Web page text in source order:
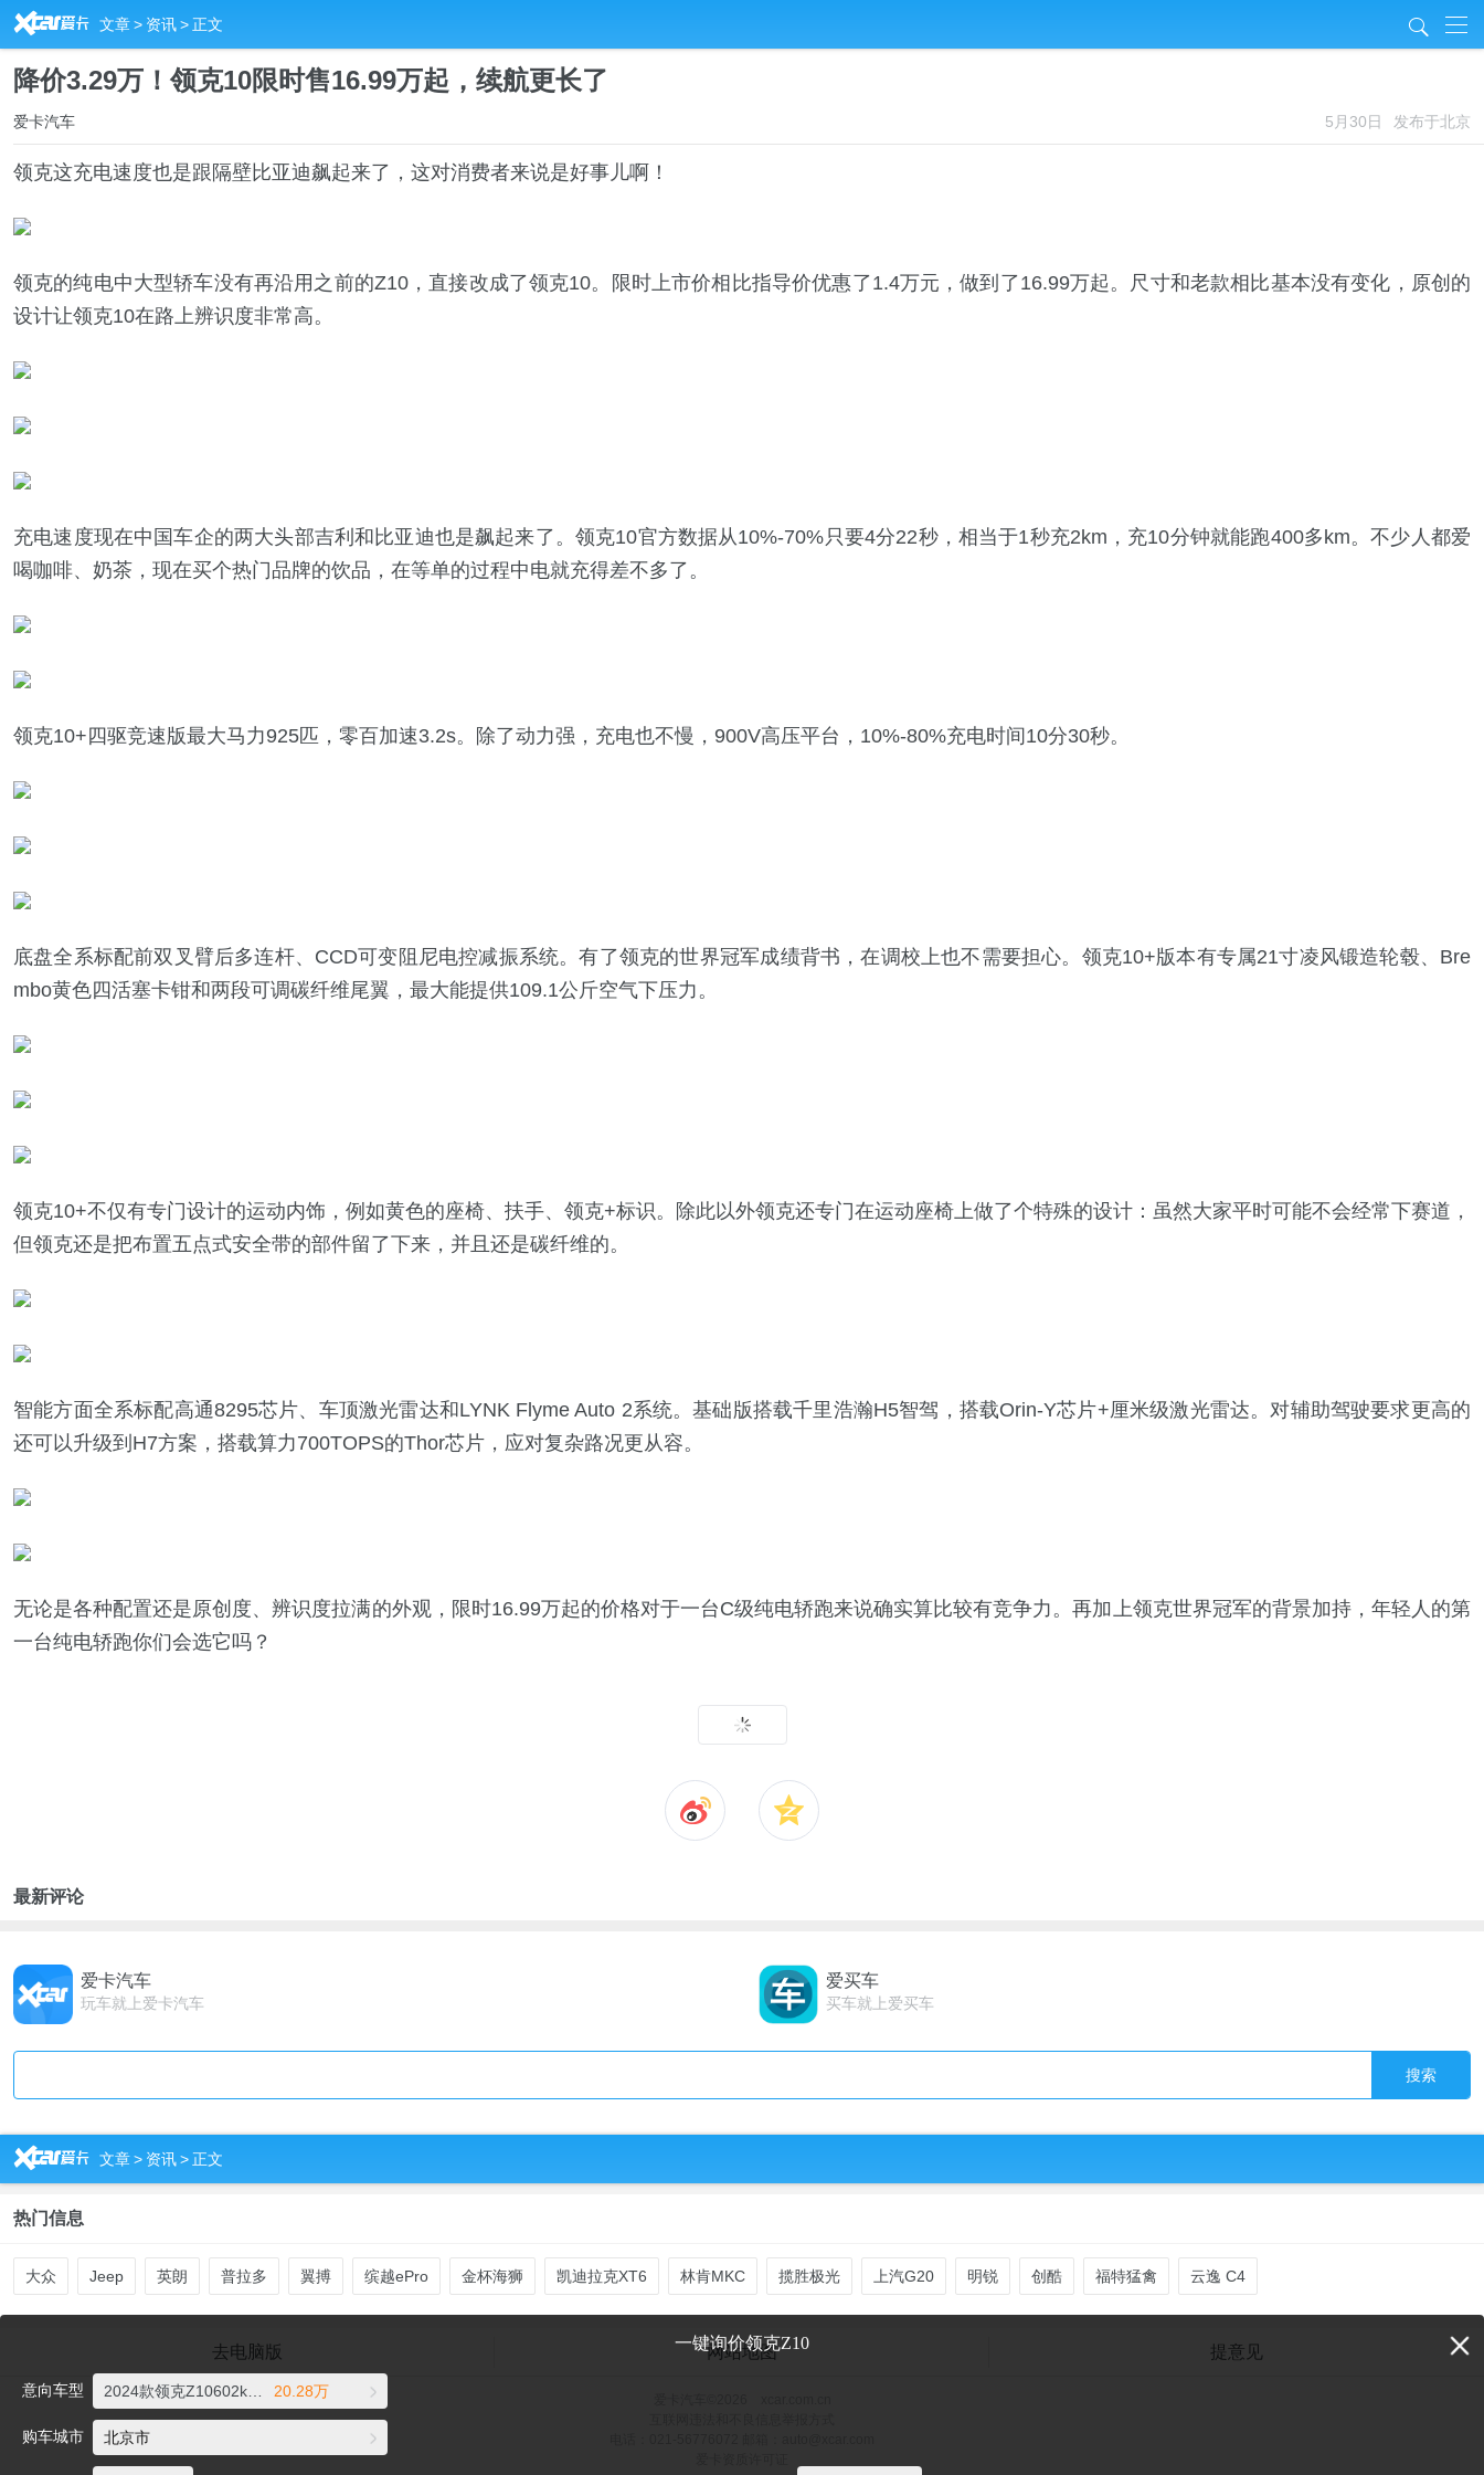
R 文章> 资讯>正文 j
降价3.29万！领克10限时售16.99万起，续航更长了
5月30日 发布于北京
爱卡汽车
领克这充电速度也是跟隔壁比亚迪飙起来了，这对消费者来说是好事儿啊！
领克的纯电中大型轿车没有再沿用之前的Z10，直接改成了领克10。限时上市价相比指导价优惠了1.4万元，做到了16.99万起。尺寸和老款相比基本没有变化，原创的
设计让领克10在路上辨识度非常高。
充电速度现在中国车企的两大头部吉利和比亚迪也是飙起来了。领克10官方数据从10%-70%只要4分22秒，相当于1秒充2km，充10分钟就能跑400多km。不少人都爱
喝咖啡、奶茶，现在买个热门品牌的饮品，在等单的过程中电就充得差不多了。
领克10+四驱竞速版最大马力925匹，零百加速3.2s。除了动力强，充电也不慢，900V高压平台，10%-80%充电时间10分30秒。
底盘全系标配前双叉臂后多连杆、CCD可变阻尼电控减振系统。有了领克的世界冠军成绩背书，在调校上也不需要担心。领克10+版本有专属21寸凌风锻造轮毂、Bre
mbo黄色四活塞卡钳和两段可调碳纤维尾翼，最大能提供109.1公斤空气下压力。
领克10+不仅有专门设计的运动内饰，例如黄色的座椅、扶手、领克+标识。除此以外领克还专门在运动座椅上做了个特殊的设计：虽然大家平时可能不会经常下赛道，
但领克还是把布置五点式安全带的部件留了下来，并且还是碳纤维的。
智能方面全系标配高通8295芯片、车顶激光雷达和LYNK Flyme Auto 2系统。基础版搭载千里浩瀚H5智驾，搭载Orin-Y芯片+厘米级激光雷达。对辅助驾驶要求更高的
还可以升级到H7方案，搭载算力700TOPS的Thor芯片，应对复杂路况更从容。
无论是各种配置还是原创度、辨识度拉满的外观，限时16.99万起的价格对于一台C级纯电轿跑来说确实算比较有竞争力。再加上领克世界冠军的背景加持，年轻人的第
一台纯电轿跑你们会选它吗？
最新评论
爱卡汽车
玩车就上爱卡汽车
爱买车
买车就上爱买车
搜索
R 文章> 资讯>正文
热门信息
大众 Jeep 英朗 普拉多 翼搏 缤越ePro 金杯海狮 凯迪拉克XT6 林肯MKC 揽胜极光 上汽G20 明锐 创酷 福特猛禽 云逸 C4
去电脑版 网站地图 提意见
一键询价领克Z10
意向车型 20.28万
购车城市 北京市